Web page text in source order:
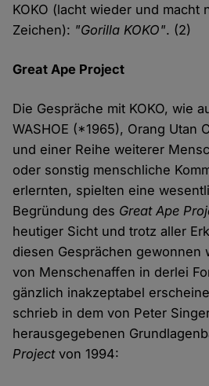
KOKO (lacht wieder und macht
Zeichen): "Gorilla KOKO". (2)
Great Ape Project
Die Gespräche mit KOKO, wie
WASHOE (*1965), Orang Utan
und einer Reihe weiterer
oder sonstig menschliche
erlernten, spielten eine
Begründung des Great Ape
heutiger Sicht und trotz aller
diesen Gesprächen gewonnen
von Menschenaffen in derlei
gänzlich inakzeptabel
schrieb in dem von Peter
herausgegebenen
Projectvon 1994: